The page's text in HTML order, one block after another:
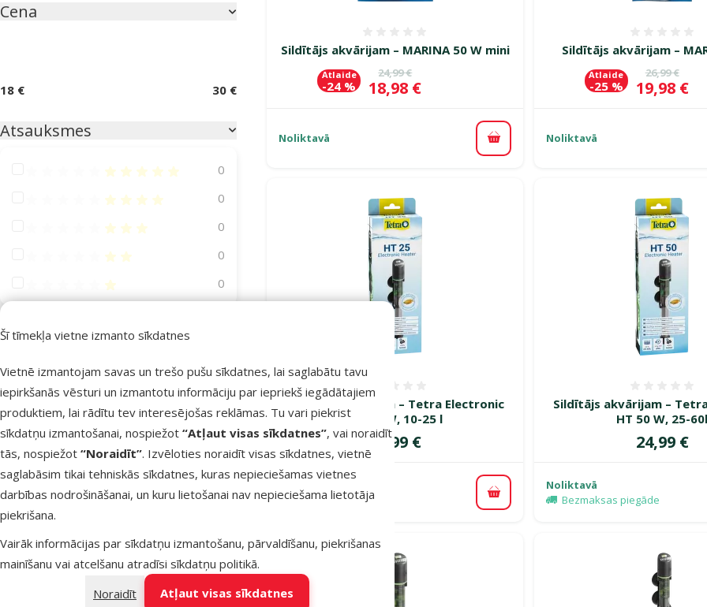
Šī tīmekļa vietne izmanto sīkdatnes
Vietnē izmantojam savas un trešo pušu sīkdatnes, lai saglabātu tavu
iepirkšanās vēsturi un izmantotu informāciju par iepriekš iegādātajiem
produktiem, lai rādītu tev interesējošas reklāmas. Tu vari piekrist
sīkdatņu izmantošanai, nospiežot “Atļaut visas sīkdatnes”, vai noraidīt
tās, nospiežot “Noraidīt”. Izvēloties noraidīt visas sīkdatnes, vietnē
saglabāsim tikai tehniskās sīkdatnes, kuras nepieciešamas vietnes
darbības nodrošināšanai, un kuru lietošanai nav nepieciešama lietotāja
piekrišana.
Vairāk informācijas par sīkdatņu izmantošanu, pārvaldīšanu, piekrišanas
mainīšanu vai atcelšanu atradīsi sīkdatņu politikā.
Noraidīt
Atļaut visas sīkdatnes
Cena
18 € 30 €
Atsauksmes
Atsauksmes 100%
0
Atsauksmes 80%
0
Atsauksmes 60%
0
Atsauksmes 40%
0
Atsauksmes 20%
0
Jauda (Vati)
25W 300W
Īpašie piedāvājumi
Mēneša lielā akcija 5
Sildītājs akvārijam – MARINA 50 W mini
Oriģinālā cena
24,99 €
Cena
18,98 €
Atlaide
-24 %
Noliktavā Pievienot grozam
Sildītājs akvārijam –
Oriģinālā
26,99 €
Cena
19,98 €
Atlaide
-25 %
Noliktavā
Sildītājs akvārijam – Tetra Electronic
HT 25 W, 10-25 l
Cena
24,99 €
Bezmaksas piegāde
Pievienot grozam
Sildītājs akvārijam –
HT 50 W, 25-60l
Cena
24,99 €
Noliktavā
Bezmaksas piegāde